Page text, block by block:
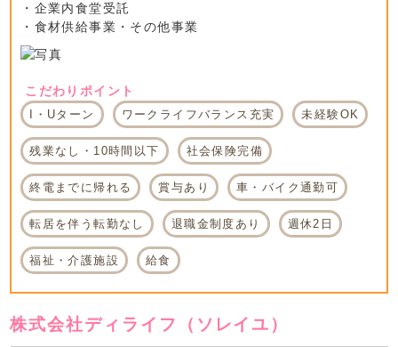
・企業内食堂受託
・食材供給事業・その他事業
こだわりポイント
I・Uターン ワークライフバランス充実 未経験OK
残業なし・10時間以下 社会保険完備
終電までに帰れる 賞与あり 車・バイク通勤可
転居を伴う転勤なし 退職金制度あり 週休2日
福祉・介護施設 給食
株式会社ディライフ（ソレイユ）